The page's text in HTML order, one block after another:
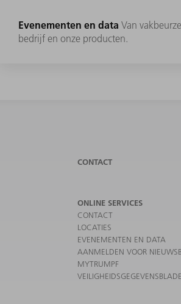
Evenementen en data Van
bedrijf en onze producten.
CONTACT
ONLINE SERVICES
CONTACT
LOCATIES
EVENEMENTEN EN DATA
AANMELDEN VOOR
MYTRUMPF